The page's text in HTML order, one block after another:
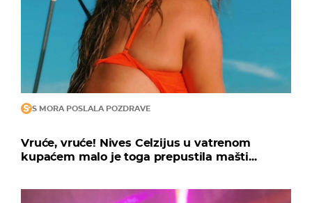
S MORA POSLALA POZDRAVE
Vruće, vruće! Nives Celzijus u vatrenom
kupaćem malo je toga prepustila mašti...